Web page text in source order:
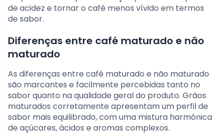
de acidez e tornar o café menos vívido em termos
de sabor.
Diferenças entre café maturado e não
maturado
As diferenças entre café maturado e não maturado
são marcantes e facilmente percebidas tanto no
sabor quanto na qualidade geral do produto. Grãos
maturados corretamente apresentam um perfil de
sabor mais equilibrado, com uma mistura harmônica
de açúcares, ácidos e aromas complexos.